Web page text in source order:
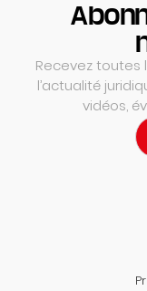
Recevez toutes
l’actualité
vidéos,